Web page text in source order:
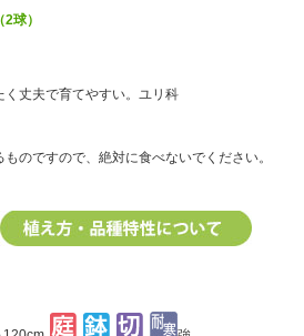
球）
く丈夫で育てやすい。ユリ科
のですので、絶対に食べないでください。